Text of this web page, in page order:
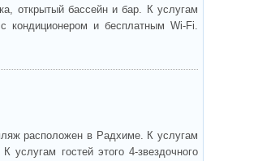
открытый бассейн и бар. К услугам
кондиционером и бесплатным Wi-Fi.
расположен в Радхиме. К услугам
гостей этого 4-звездочного